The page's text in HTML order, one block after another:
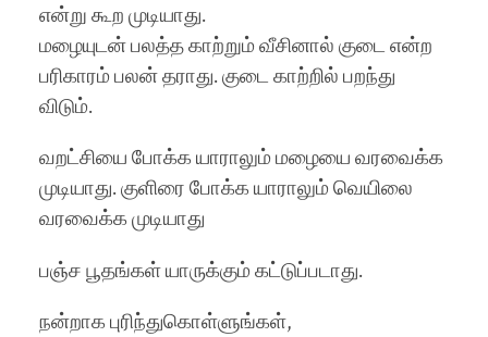
என்று கூற முடியாது.
மழையுடன் பலத்த காற்றும் வீசினால் குடை என்ற
பரிகாரம் பலன் தராது. குடை காற்றில் பறந்து
விடும்.
வறட்சியை போக்க யாராலும் மழையை வரவைக்க
முடியாது. குளிரை போக்க யாராலும் வெயிலை
வரவைக்க முடியாது
பஞ்ச பூதங்கள் யாருக்கும் கட்டுப்படாது.
நன்றாக புரிந்துகொள்ளுங்கள்,